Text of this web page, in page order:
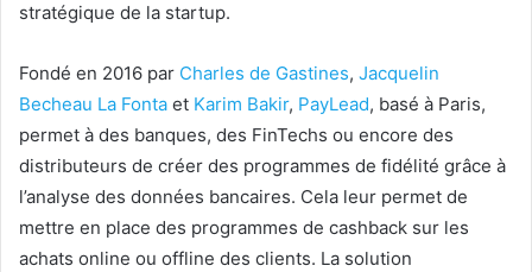
stratégique de la startup.
Fondé en 2016 par Charles de Gastines, Jacquelin
Becheau La Fonta et Karim Bakir, PayLead, basé à Paris,
permet à des banques, des FinTechs ou encore des
distributeurs de créer des programmes de fidélité grâce à
l’analyse des données bancaires. Cela leur permet de
mettre en place des programmes de cashback sur les
achats online ou offline des clients. La solution